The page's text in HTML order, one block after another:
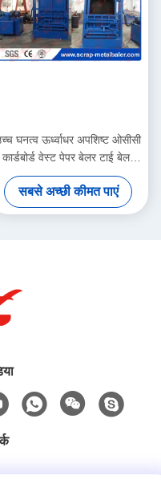
घनत्व ऊर्ध्वाधर अपशिष्ट ओसीसी
कार्डबोर्ड वेस्ट पेपर बेलर टाई बेलर
Y82-100
सबसे अच्छी कीमत पाएं